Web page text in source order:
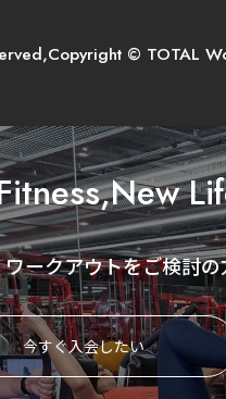
© TOTAL
ークアウトをご検討
今すぐ入会したい